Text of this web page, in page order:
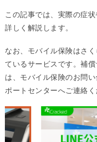
この記事では、実際の症
詳しく解説します。
なお、モバイル保険はさ
ているサービスです。補
は、モバイル保険のお問
ポートセンターへご連絡く